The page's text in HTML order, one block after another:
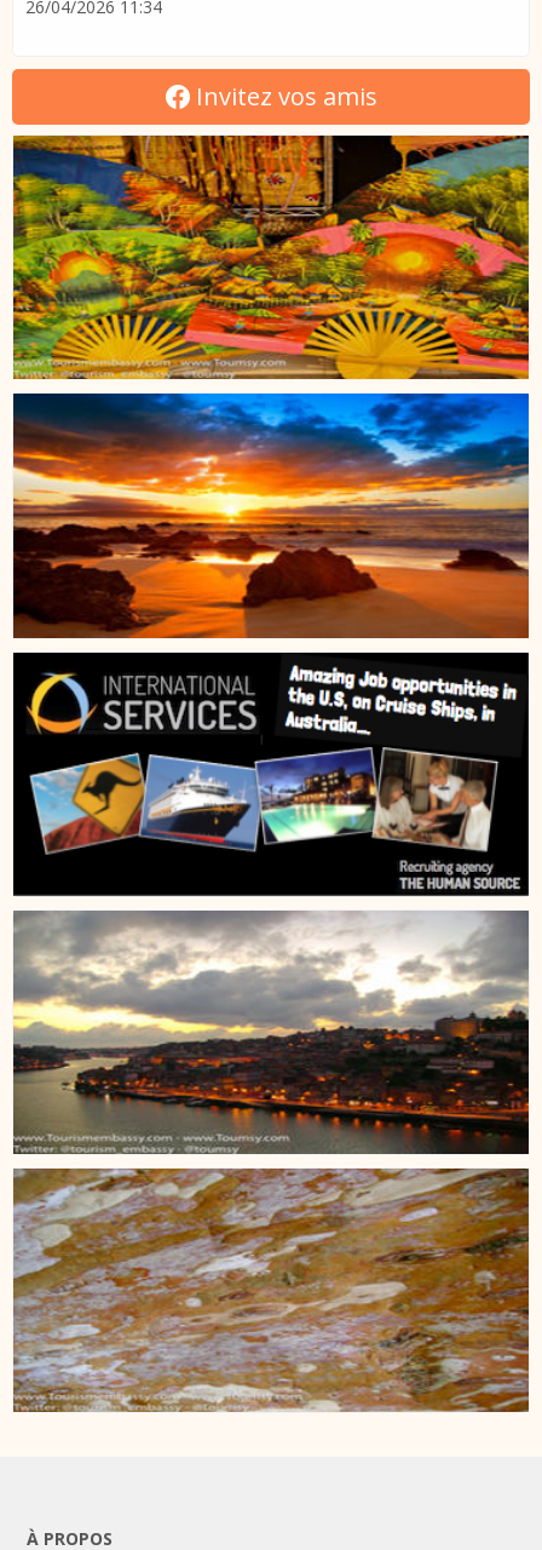
26/04/2026 11:34
Invitez vos amis
À PROPOS